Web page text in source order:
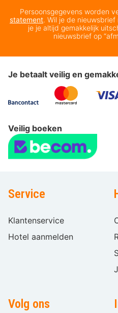
Persoonsgegevens worden
statement. Wil je de
je je altijd gemakkelijk
nieuwsbrief op
Je betaalt veilig en
Veilig boeken
Service
Klantenservice
Hotel aanmelden
Volg ons